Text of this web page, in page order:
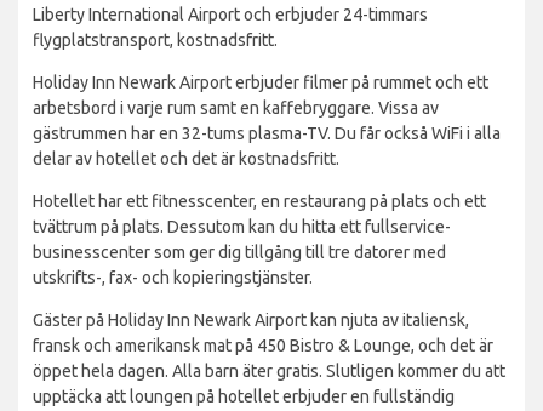
Liberty International Airport och erbjuder 24-timmars
flygplatstransport, kostnadsfritt.
Holiday Inn Newark Airport erbjuder filmer på rummet och ett
arbetsbord i varje rum samt en kaffebryggare. Vissa av
gästrummen har en 32-tums plasma-TV. Du får också WiFi i alla
delar av hotellet och det är kostnadsfritt.
Hotellet har ett fitnesscenter, en restaurang på plats och ett
tvättrum på plats. Dessutom kan du hitta ett fullservice-
businesscenter som ger dig tillgång till tre datorer med
utskrifts-, fax- och kopieringstjänster.
Gäster på Holiday Inn Newark Airport kan njuta av italiensk,
fransk och amerikansk mat på 450 Bistro & Lounge, och det är
öppet hela dagen. Alla barn äter gratis. Slutligen kommer du att
upptäcka att loungen på hotellet erbjuder en fullständig